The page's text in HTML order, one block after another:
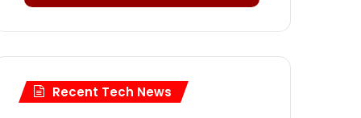
.
d
i
g
.
.
Recent Tech News